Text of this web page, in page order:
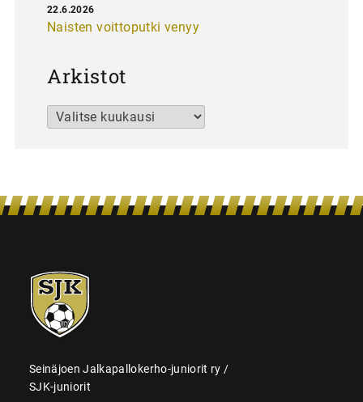
Naisten voittoputki venyy
22.6.2026
Arkistot
Arkistot
SJK-
juniorit
Seinäjoen Jalkapallokerho-juniorit ry /
SJK-juniorit